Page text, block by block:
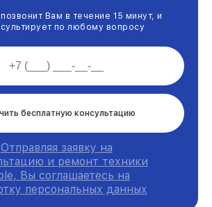
Вам в течение 15 минут, и
по любому вопросу
бесплатную консультацию
Отправляя заявку на
и ремонт техники
Вы соглашаетесь на
персональных данных